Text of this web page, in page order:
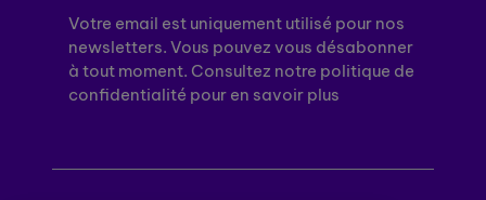
Votre email est uniquement utilisé pour nos
newsletters. Vous pouvez vous désabonner
à tout moment. Consultez notre politique de
confidentialité pour en savoir plus